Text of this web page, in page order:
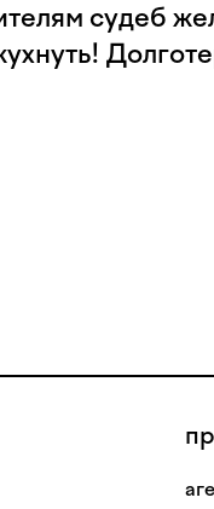
судеб